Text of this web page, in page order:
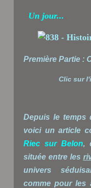
Un jour...
Première Partie :
Clic sur
Depuis le temps
voici un article
Riec sur Belon,
située entre les
univers
comme pour les